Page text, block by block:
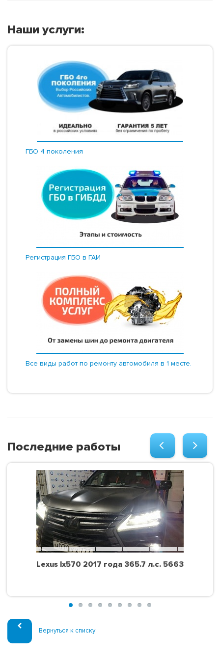
Наши услуги:
ГБО 4 поколения
Регистрация ГБО в ГАИ
Все виды работ по ремонту автомобиля в 1 месте.
Последние работы
Lexus lx570 2017 года 365.7 л.с. 5663
Вернуться к списку